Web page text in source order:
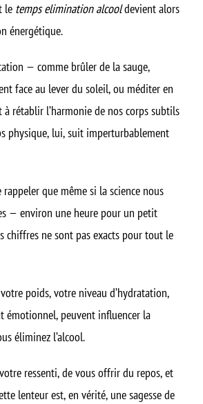
le temps elimination alcooldevient alors
énergétique.
— comme brûler de la sauge,
face au lever du soleil, ou méditer en
rétablir l’harmonie de nos corps subtils
physique, lui, suit imperturbablement
que même si la science nous
— environ une heure pour un petit
chiffres ne sont pas exacts pour tout le
poids, votre niveau d’hydratation,
émotionnel, peuvent influencer la
éliminez l’alcool.
ressenti, de vous offrir du repos, et
lenteur est, en vérité, une sagesse de